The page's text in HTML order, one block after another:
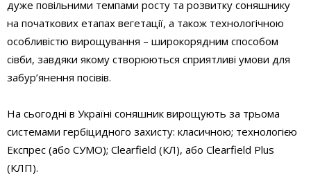
дуже повільними темпами росту та розвитку соняшнику
на початкових етапах вегетації, а також технологічною
особливістю вирощування – широкорядним способом
сівби, завдяки якому створюються сприятливі умови для
забур’янення посівів.
На сьогодні в Україні соняшник вирощують за трьома
системами гербіцидного захисту: класичною; технологією
Експрес (або СУМО); Clearfield (КЛ), або Clearfield Plus
(КЛП).